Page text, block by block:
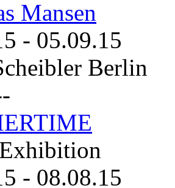
Mansen
- 05.09.15
Berlin
- 08.08.15